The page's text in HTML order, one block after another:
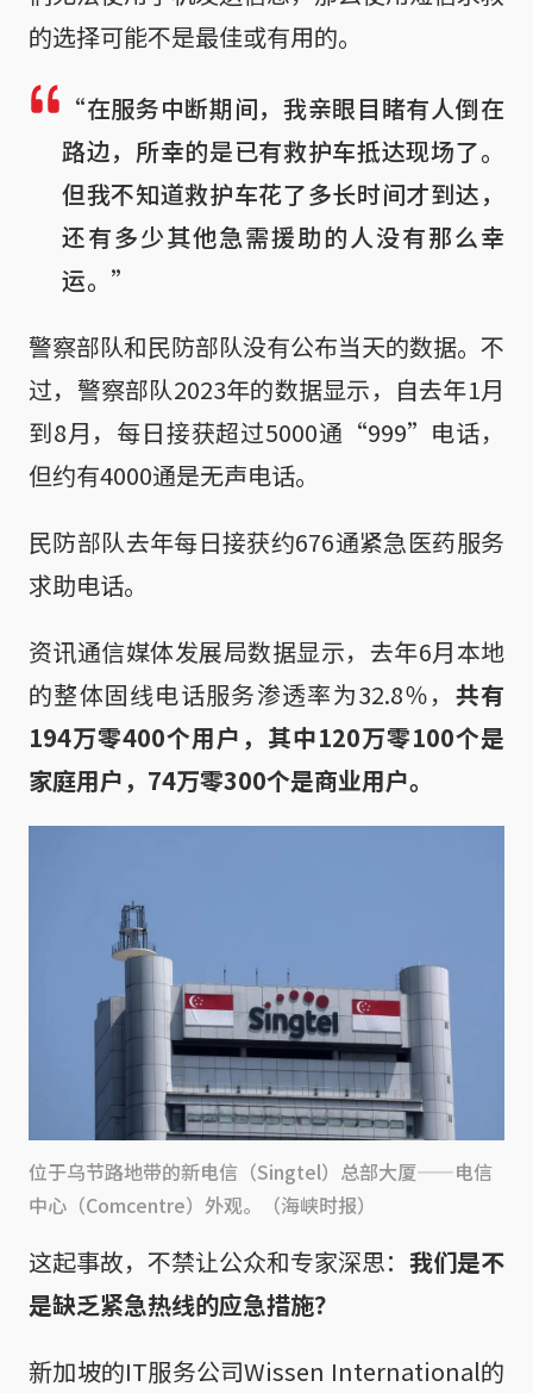
的选择可能不是最佳或有用的。
“在服务中断期间，我亲眼目睹有人倒在
路边，所幸的是已有救护车抵达现场了。
但我不知道救护车花了多长时间才到达，
还有多少其他急需援助的人没有那么幸
运。”
警察部队和民防部队没有公布当天的数据。不
过，警察部队2023年的数据显示，自去年1月
到8月，每日接获超过5000通“999”电话，
但约有4000通是无声电话。
民防部队去年每日接获约676通紧急医药服务
求助电话。
资讯通信媒体发展局数据显示，去年6月本地
的整体固线电话服务渗透率为32.8％， 共有
194万零400个用户，其中120万零100个是
家庭用户，74万零300个是商业用户。
位于乌节路地带的新电信（Singtel）总部大厦——电信
中心（Comcentre）外观。（海峡时报）
这起事故，不禁让公众和专家深思： 我们是不
是缺乏紧急热线的应急措施？
新加坡的IT服务公司Wissen International的